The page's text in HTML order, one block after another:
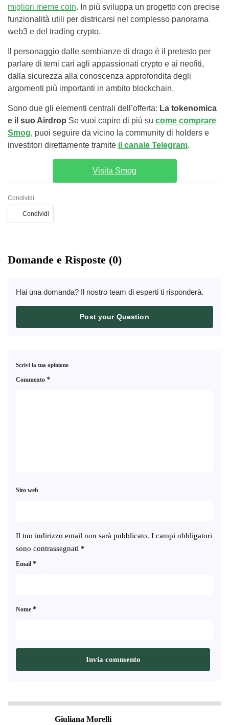
migliori meme coin. In più sviluppa un progetto con precise
funzionalità utili per districarsi nel complesso panorama
web3 e del trading crypto.
Il personaggio dalle sembianze di drago è il pretesto per
parlare di temi cari agli appassionati crypto e ai neofiti,
dalla sicurezza alla conoscenza approfondita degli
argomenti più importanti in ambito blockchain.
Sono due gli elementi centrali dell’offerta: La tokenomica
e il suo Airdrop Se vuoi capire di più su come comprare
Smog, puoi seguire da vicino la community di holders e
investitori direttamente tramite il canale Telegram.
Visita Smog
Condividi
Condividi
Domande e Risposte (0)
Hai una domanda? Il nostro team di esperti ti risponderà.
Post your Question
Scrivi la tua opinione
Il tuo indirizzo email non sarà pubblicato. I campi obbligatori
sono contrassegnati *
Commento *
Nome *
Email *
Sito web
Giuliana Morelli